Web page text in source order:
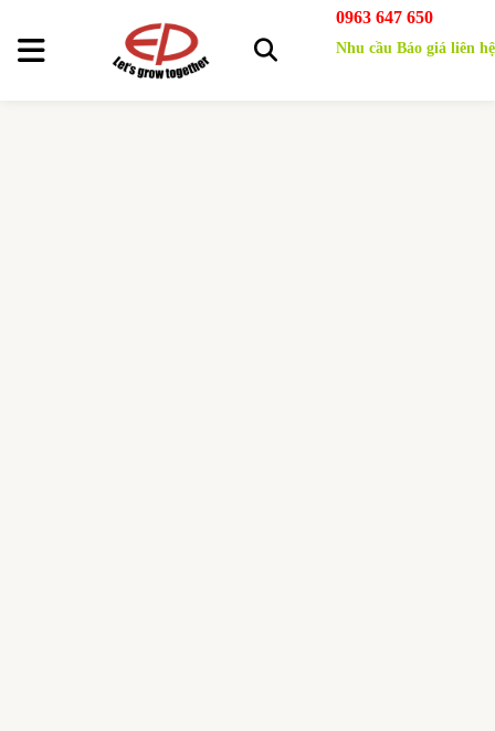
0963 647 650
Nhu cầu Báo giá liên hệ